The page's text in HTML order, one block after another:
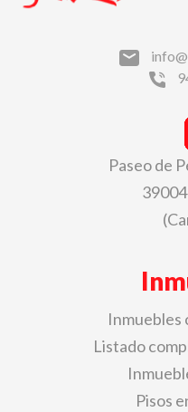
Paseo de
Inmuebles
Listado
Pisos